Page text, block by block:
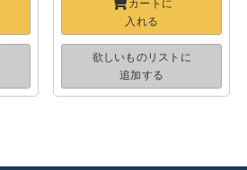
カートに
入れる
欲しいものリストに
追加する